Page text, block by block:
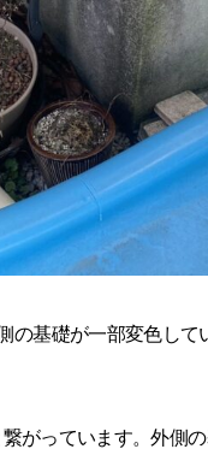
の基礎が一部変色し
がっています。外側